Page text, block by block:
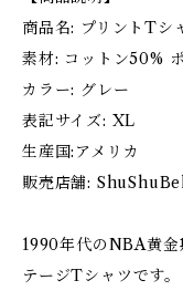
商品名: プリントTシ
素材: コットン50%
カラー: グレー
表記サイズ: XL
生産国:アメリカ
販売店舗:
1990年代のNBA黄
テージTシャツです。